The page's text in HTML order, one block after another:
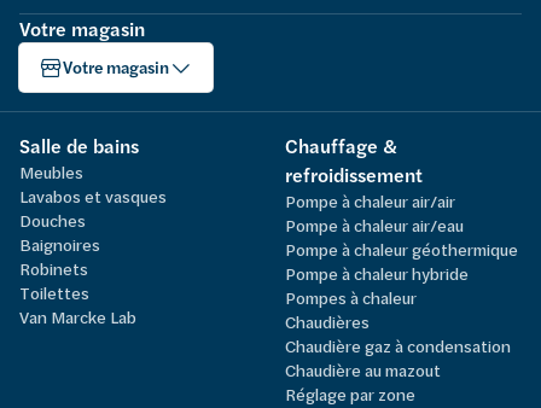
Votre magasin
Votre magasin
Salle de bains
Meubles
Lavabos et vasques
Douches
Baignoires
Robinets
Toilettes
Van Marcke Lab
Chauffage &
refroidissement
Pompe à chaleur air/air
Pompe à chaleur air/eau
Pompe à chaleur géothermique
Pompe à chaleur hybride
Pompes à chaleur
Chaudières
Chaudière gaz à condensation
Chaudière au mazout
Réglage par zone